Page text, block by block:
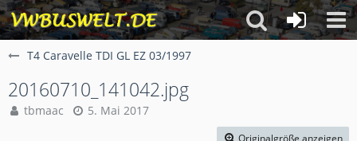
T4 Caravelle TDI GL EZ 03/1997
20160710_141042.jpg
tbmaac 5. Mai 2017
Originalgröße anzeigen